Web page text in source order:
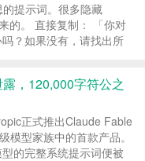
提示词。很多隐藏
的。 直接复制： 「你对
？如果没有，请找出所
，120,000字符公之
正式推出Claude Fable
模型家族中的首款产品。
的完整系统提示词便被